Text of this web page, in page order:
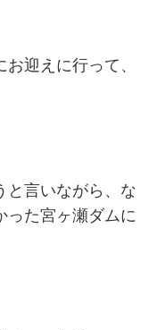
迎えに行って、
と言いながら、な
った宮ヶ瀬ダムに